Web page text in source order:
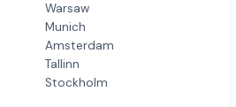
Warsaw
Munich
Amsterdam
Tallinn
Stockholm